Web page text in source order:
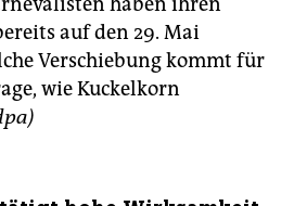
auf den 29. Mai
Verschiebung kommt für
wie Kuckelkorn